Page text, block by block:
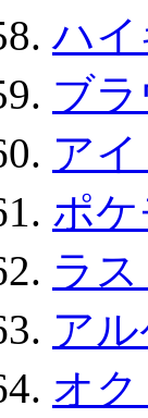
ハ
ブ
ア
ポケ
ラ
ア
オ